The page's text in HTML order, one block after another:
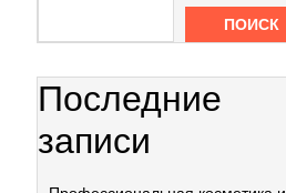
ПОИСК
Последние
записи